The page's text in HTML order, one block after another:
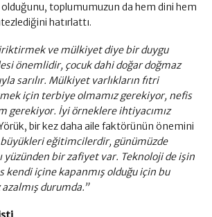
olduğunu, toplumumuzun da hem dini hem
hatırlattı.
biriktirmek ve mülkiyet diye bir duygu
önemlidir, çocuk dahi doğar doğmaz
sarılır. Mülkiyet varlıkların fıtri
için terbiye olmamız gerekiyor, nefis
gerekiyor. İyi örneklere ihtiyacımız
bir kez daha aile faktörünün önemini
büyükleri eğitimcilerdir, günümüzde
yüzünden bir zafiyet var. Teknoloji de işin
kendi içine kapanmış olduğu için bu
durumda.”